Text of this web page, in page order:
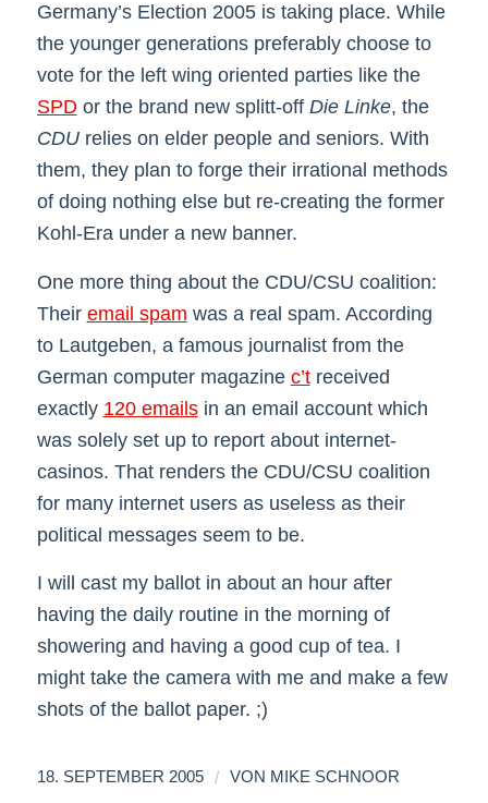
Germany’s Election 2005 is taking place. While
the younger generations preferably choose to
vote for the left wing oriented parties like the
SPDor the brand new splitt-off Die Linke, the
CDUrelies on elder people and seniors. With
them, they plan to forge their irrational methods
of doing nothing else but re-creating the former
Kohl-Era under a new banner.
One more thing about the CDU/CSU coalition:
Their email spam was a real spam. According
to Lautgeben, a famous journalist from the
German computer magazine c’treceived
exactly 120 emailsin an email account which
was solely set up to report about internet-
casinos. That renders the CDU/CSU coalition
for many internet users as useless as their
political messages seem to be.
I will cast my ballot in about an hour after
having the daily routine in the morning of
showering and having a good cup of tea. I
might take the camera with me and make a few
shots of the ballot paper. ;)
18. SEPTEMBER 2005 / VON MIKE SCHNOOR